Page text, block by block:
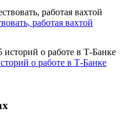
работая вахтой
о работе в Т-Банке